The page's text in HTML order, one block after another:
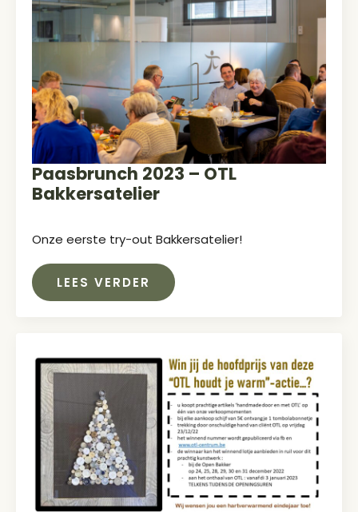
Paasbrunch 2023 – OTL
Bakkersatelier
Onze eerste try-out Bakkersatelier!
LEES VERDER